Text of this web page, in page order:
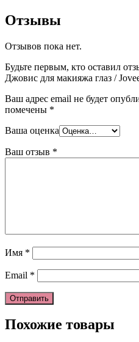
Отзывы
Отзывов пока нет.
Будьте первым, кто оставил
Джовис для макияжа глаз /
Ваш адрес email не будет
помечены *
Ваша оценка
Ваш отзыв *
Имя *
Email *
Похожие товары